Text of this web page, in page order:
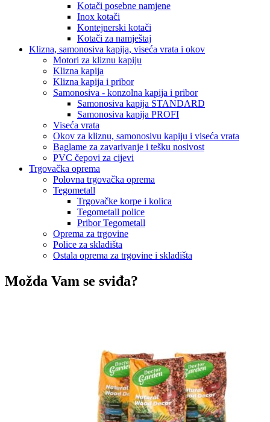
Kotači posebne namjene
Inox kotači
Kontejnerski kotači
Kotači za namještaj
Klizna, samonosiva kapija, viseća vrata i okov
Motori za kliznu kapiju
Klizna kapija
Klizna kapija i pribor
Samonosiva - konzolna kapija i pribor
Samonosiva kapija STANDARD
Samonosiva kapija PROFI
Viseća vrata
Okov za kliznu, samonosivu kapiju i viseća vrata
Baglame za zavarivanje i tešku nosivost
PVC čepovi za cijevi
Trgovačka oprema
Polovna trgovačka oprema
Tegometall
Trgovačke korpe i kolica
Tegometall police
Pribor Tegometall
Oprema za trgovine
Police za skladišta
Ostala oprema za trgovine i skladišta
Možda Vam se sviđa?